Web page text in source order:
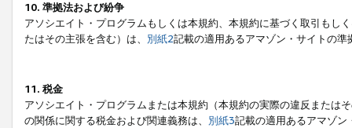
10. 準拠法および紛争
アソシエイト・プログラムもしくは本規約、本規約に基づく取引もし
たはその主張を含む）は、 別紙2記載の適用あるアマゾン・サイトの
11. 税金
アソシエイト・プログラムまたは本規約（本規約の実際の違反または
の関係に関する税金および関連義務は、 別紙3記載の適用あるアマゾン